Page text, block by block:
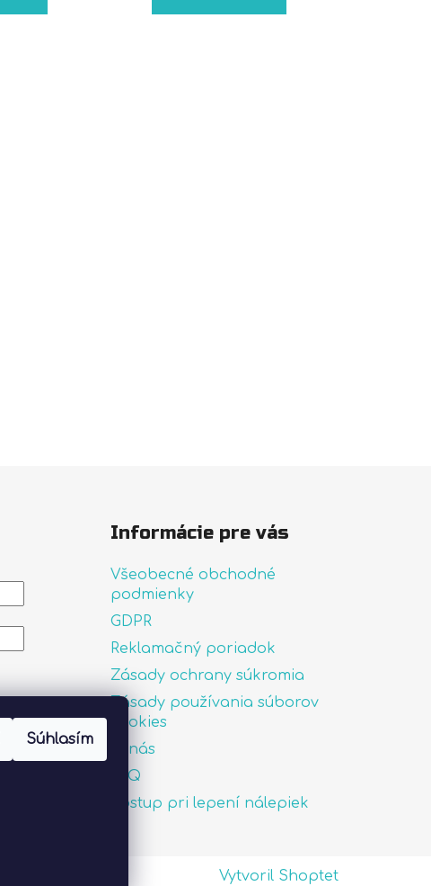
Súhlasím
Informácie pre vás
Všeobecné obchodné
podmienky
GDPR
Reklamačný poriadok
Zásady ochrany súkromia
Zásady používania súborov
cookies
O nás
FAQ
Postup pri lepení nálepiek
Vytvoril Shoptet